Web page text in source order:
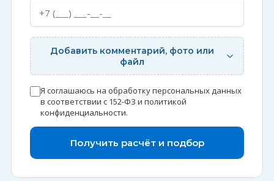
Добавить комментарий, фото или
файл
Я соглашаюсь на обработку персональных данных
в соответствии с 152-ФЗ и политикой
конфиденциальности.
Получить расчёт и подбор